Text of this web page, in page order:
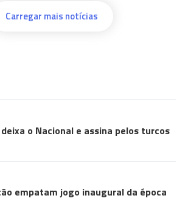
Carregar mais notícias
o Nacional e assina pelos turcos
empatam jogo inaugural da época